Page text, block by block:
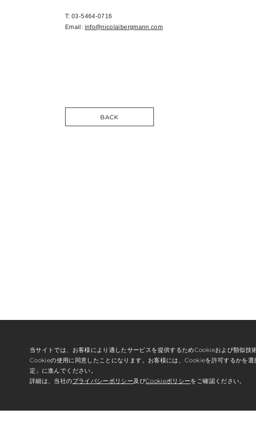
T: 03-5464-0716
Email: info@nicolaibergmann.com
BACK
当サイトでは、お客様により適したサービスを提供するためCookieおよび類似
Cookieの使用に同意したことになります。お客様には、Cookieを許可するかを
定」に進んでください。
詳細は、当社のプライバシーポリシー及びCookieポリシーをご確認ください。